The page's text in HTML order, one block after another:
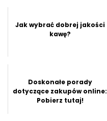
Jak wybrać dobrej jakości
kawę?
Doskonałe porady
dotyczące zakupów online:
Pobierz tutaj!